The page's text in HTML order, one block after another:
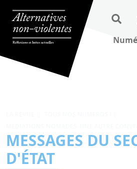
MESSAGES DU
D'ÉTAT